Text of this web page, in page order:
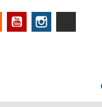
Rss YouTube